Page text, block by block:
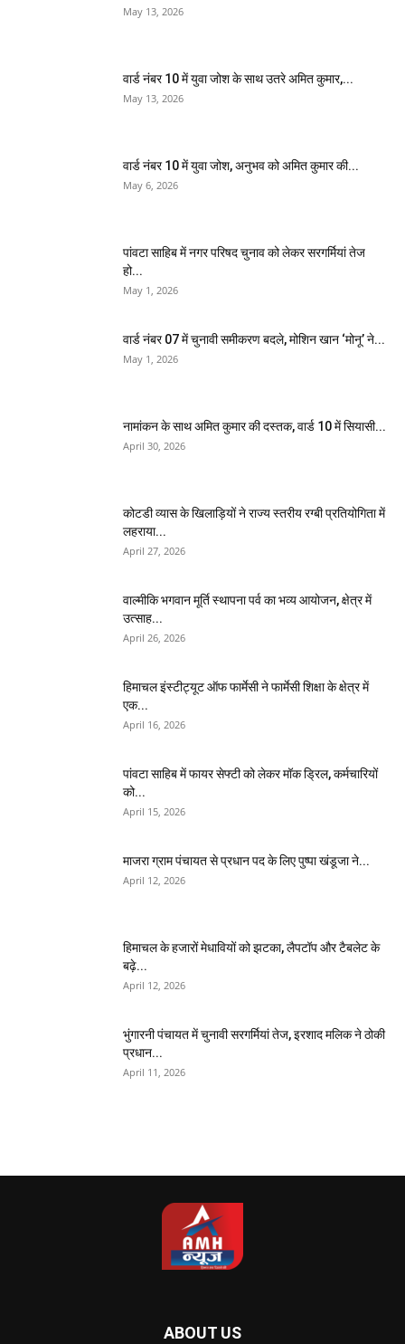
May 13, 2026
वार्ड नंबर 10 में युवा जोश के साथ उतरे अमित कुमार,...
May 13, 2026
वार्ड नंबर 10 में युवा जोश, अनुभव को अमित कुमार की...
May 6, 2026
पांवटा साहिब में नगर परिषद चुनाव को लेकर सरगर्मियां तेज
हो...
May 1, 2026
वार्ड नंबर 07 में चुनावी समीकरण बदले, मोशिन खान ‘मोनू’ ने...
May 1, 2026
नामांकन के साथ अमित कुमार की दस्तक, वार्ड 10 में सियासी...
April 30, 2026
कोटडी व्यास के खिलाड़ियों ने राज्य स्तरीय रग्बी प्रतियोगिता में
लहराया...
April 27, 2026
वाल्मीकि भगवान मूर्ति स्थापना पर्व का भव्य आयोजन, क्षेत्र में
उत्साह...
April 26, 2026
हिमाचल इंस्टीट्यूट ऑफ फार्मेसी ने फार्मेसी शिक्षा के क्षेत्र में
एक...
April 16, 2026
पांवटा साहिब में फायर सेफ्टी को लेकर मॉक ड्रिल, कर्मचारियों
को...
April 15, 2026
माजरा ग्राम पंचायत से प्रधान पद के लिए पुष्पा खंडूजा ने...
April 12, 2026
हिमाचल के हजारों मेधावियों को झटका, लैपटॉप और टैबलेट के
बढ़े...
April 12, 2026
भुंगारनी पंचायत में चुनावी सरगर्मियां तेज, इरशाद मलिक ने ठोकी
प्रधान...
April 11, 2026
ABOUT US